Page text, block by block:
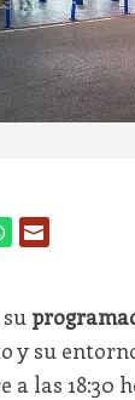
y su
a las